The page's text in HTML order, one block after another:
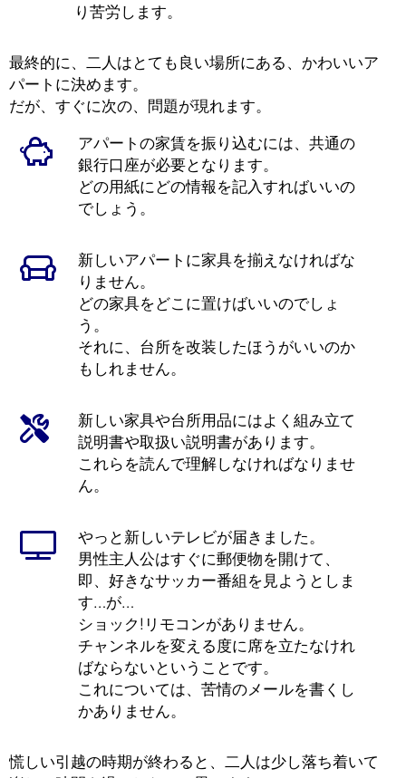
り苦労します。
最終的に、二人はとても良い場所にある、かわいいア
パートに決めます。
だが、すぐに次の、問題が現れます。
アパートの家賃を振り込むには、共通の
銀行口座が必要となります。
どの用紙にどの情報を記入すればいいの
でしょう。
新しいアパートに家具を揃えなければな
りません。
どの家具をどこに置けばいいのでしょ
う。
それに、台所を改装したほうがいいのか
もしれません。
新しい家具や台所用品にはよく組み立て
説明書や取扱い説明書があります。
これらを読んで理解しなければなりませ
ん。
やっと新しいテレビが届きました。
男性主人公はすぐに郵便物を開けて、
即、好きなサッカー番組を見ようとしま
す…が…
ショック!リモコンがありません。
チャンネルを変える度に席を立たなけれ
ばならないということです。
これについては、苦情のメールを書くし
かありません。
慌しい引越の時期が終わると、二人は少し落ち着いて